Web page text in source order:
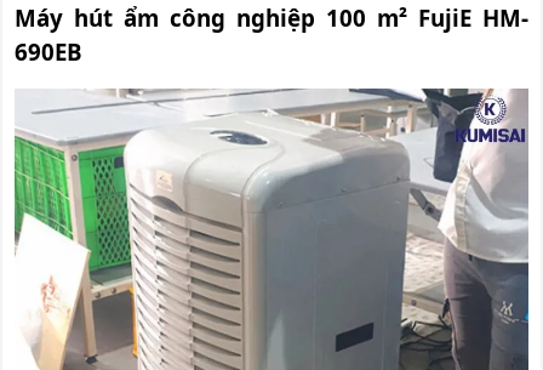
Máy hút ẩm công nghiệp 100 m² FujiE HM-
690EB